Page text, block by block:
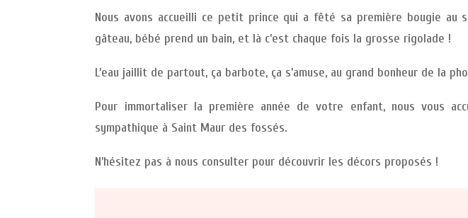
Nous avons accueilli ce petit prince qui a fêté sa première bougie au
gâteau, bébé prend un bain, et là c’est chaque fois la grosse rigolade !
L’eau jaillit de partout, ça barbote, ça s’amuse, au grand bonheur de la
Pour immortaliser la première année de votre enfant, nous vous
sympathique à Saint Maur des fossés.
N’hésitez pas à nous consulter pour découvrir les décors proposés !